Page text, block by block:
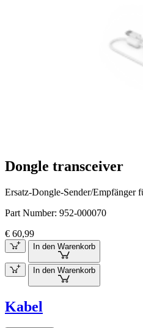
Dongle transceiver
Ersatz-Dongle-Sender/Empfänger
Part Number: 952-000070
€ 60,99
In den Warenkorb
In den Warenkorb
Kabel